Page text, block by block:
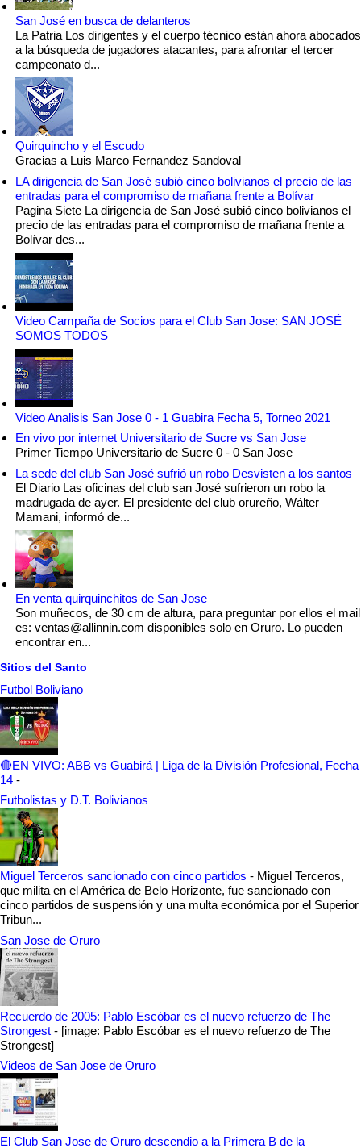
San José en busca de delanteros
La Patria Los dirigentes y el cuerpo técnico están ahora abocados
a la búsqueda de jugadores atacantes, para afrontar el tercer
campeonato d...
Quirquincho y el Escudo
Gracias a Luis Marco Fernandez Sandoval
LA dirigencia de San José subió cinco bolivianos el precio de las
entradas para el compromiso de mañana frente a Bolívar
Pagina Siete La dirigencia de San José subió cinco bolivianos el
precio de las entradas para el compromiso de mañana frente a
Bolívar des...
Video Campaña de Socios para el Club San Jose: SAN JOSÉ
SOMOS TODOS
Video Analisis San Jose 0 - 1 Guabira Fecha 5, Torneo 2021
En vivo por internet Universitario de Sucre vs San Jose
Primer Tiempo Universitario de Sucre 0 - 0 San Jose
La sede del club San José sufrió un robo Desvisten a los santos
El Diario Las oficinas del club san José sufrieron un robo la
madrugada de ayer. El presidente del club orureño, Wálter
Mamani, informó de...
En venta quirquinchitos de San Jose
Son muñecos, de 30 cm de altura, para preguntar por ellos el mail
es: ventas@allinnin.com disponibles solo en Oruro. Lo pueden
encontrar en...
Sitios del Santo
Futbol Boliviano
🔴EN VIVO: ABB vs Guabirá | Liga de la División Profesional, Fecha
14 -
Futbolistas y D.T. Bolivianos
Miguel Terceros sancionado con cinco partidos - Miguel Terceros,
que milita en el América de Belo Horizonte, fue sancionado con
cinco partidos de suspensión y una multa económica por el Superior
Tribun...
San Jose de Oruro
Recuerdo de 2005: Pablo Escóbar es el nuevo refuerzo de The
Strongest - [image: Pablo Escóbar es el nuevo refuerzo de The
Strongest]
Videos de San Jose de Oruro
El Club San Jose de Oruro descendio a la Primera B de la